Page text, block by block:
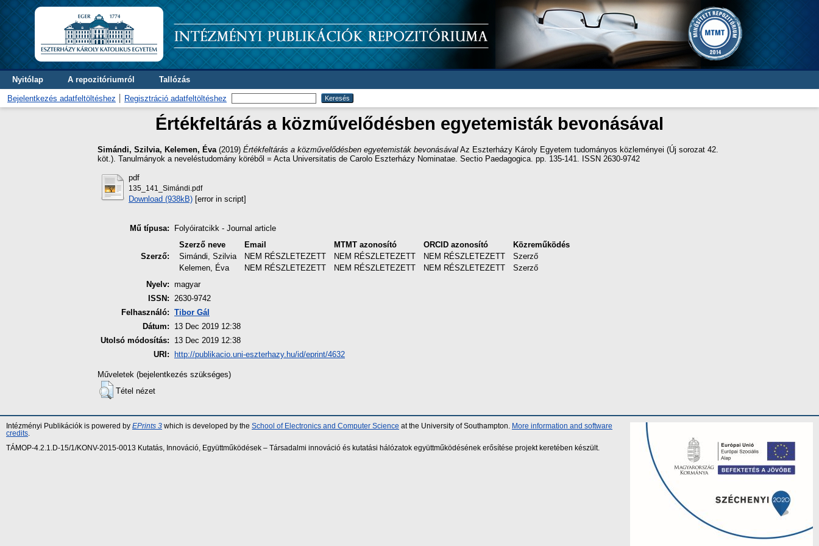
Nyitólap A repozitóriumról Tallózás
Bejelentkezés adatfeltöltéshez Regisztráció adatfeltöltéshez
Értékfeltárás a közművelődésben egyetemisták bevonásával
Simándi, Szilvia, Kelemen, Éva (2019) Értékfeltárás a közművelődésben egyetemisták bevonásával Az Eszterházy Károly Egyetem tudományos közleményei (Új sorozat 42.
köt.). Tanulmányok a neveléstudomány köréből = Acta Universitatis de Carolo Eszterházy Nominatae. Sectio Paedagogica. pp. 135-141. ISSN 2630-9742
pdf
135_141_Simándi.pdf
Download (938kB) [error in script]
Mű típusa: Folyóiratcikk - Journal article
Szerző:
Szerző neve Email MTMT azonosító ORCID azonosító
Közreműködés
Simándi, Szilvia
NEM RÉSZLETEZETT NEM RÉSZLETEZETT NEM RÉSZLETEZETT
Szerző
Kelemen, Éva
NEM RÉSZLETEZETT NEM RÉSZLETEZETT NEM RÉSZLETEZETT
Szerző
Nyelv: magyar
ISSN: 2630-9742
Felhasználó: Tibor Gál
Dátum:
13 Dec 2019 12:38
Utolsó módosítás:
13 Dec 2019 12:38
URI:
http://publikacio.uni-eszterhazy.hu/id/eprint/4632
Műveletek (bejelentkezés szükséges)
Tétel nézet
Intézményi Publikációk is powered by EPrints 3 which is developed by the School of Electronics and Computer Science at the University of Southampton.
More information and software
credits
TÁMOP-4.2.1.D-15/1/KONV-2015-0013 Kutatás, Innováció, Együttműködések – Társadalmi innováció és kutatási hálózatok együttműködésének erősítése projekt keretében készült.